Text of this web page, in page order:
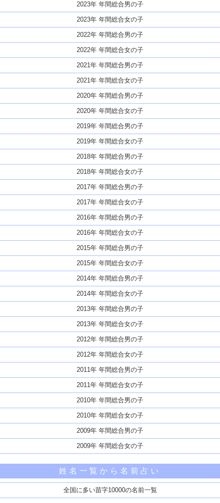
2023年 年間総合男の子
2023年 年間総合女の子
2022年 年間総合男の子
2022年 年間総合女の子
2021年 年間総合男の子
2021年 年間総合女の子
2020年 年間総合男の子
2020年 年間総合女の子
2019年 年間総合男の子
2019年 年間総合女の子
2018年 年間総合男の子
2018年 年間総合女の子
2017年 年間総合男の子
2017年 年間総合女の子
2016年 年間総合男の子
2016年 年間総合女の子
2015年 年間総合男の子
2015年 年間総合女の子
2014年 年間総合男の子
2014年 年間総合女の子
2013年 年間総合男の子
2013年 年間総合女の子
2012年 年間総合男の子
2012年 年間総合女の子
2011年 年間総合男の子
2011年 年間総合女の子
2010年 年間総合男の子
2010年 年間総合女の子
2009年 年間総合男の子
2009年 年間総合女の子
姓名一覧から名前占い
全国に多い苗字10000の名前一覧